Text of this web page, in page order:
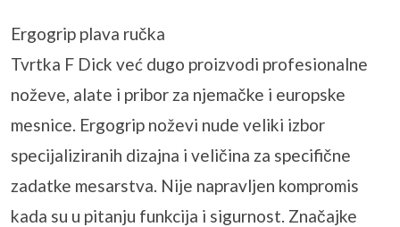
Ergogrip plava ručka
Tvrtka F Dick već dugo proizvodi profesionalne
noževe, alate i pribor za njemačke i europske
mesnice. Ergogrip noževi nude veliki izbor
specijaliziranih dizajna i veličina za specifične
zadatke mesarstva. Nije napravljen kompromis
kada su u pitanju funkcija i sigurnost. Značajke